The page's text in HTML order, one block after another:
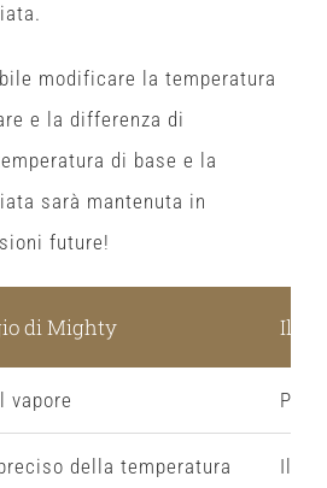
modificare la temperatura
e la differenza di
di base e la
sarà mantenuta in
future!
di Mighty Il –
vapore
della temperatura Il